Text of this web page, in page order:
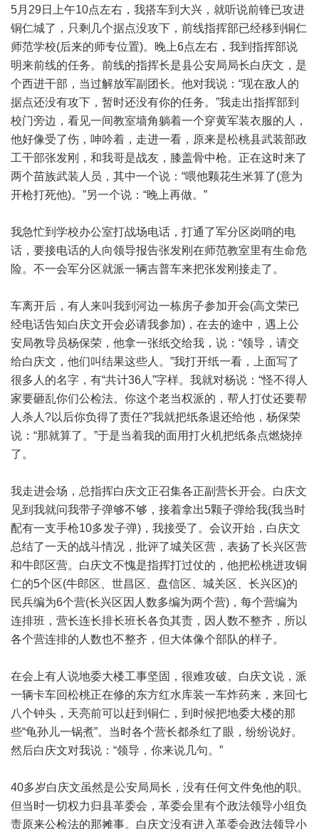
5月29日上午10点左右，我搭车到大兴，就听说前锋已攻进
铜仁城了，只剩几个据点没攻下，前线指挥部已经移到铜仁
师范学校(后来的师专位置)。晚上6点左右，我到指挥部说
明来前线的任务。前线的指挥长是县公安局局长白庆文，是
个西进干部，当过解放军副团长。他对我说：“现在敌人的
据点还没有攻下，暂时还没有你的任务。”我走出指挥部到
校门旁边，看见一间教室墙角躺着一个穿黄军装衣服的人，
他好像受了伤，呻吟着，走进一看，原来是松桃县武装部政
工干部张发刚，和我哥是战友，膝盖骨中枪。正在这时来了
两个苗族武装人员，其中一个说：“喂他颗花生米算了(意为
开枪打死他)。”另一个说：“晚上再做。”
我急忙到学校办公室打战场电话，打通了军分区岗哨的电
话，要接电话的人向领导报告张发刚在师范教室里有生命危
险。不一会军分区就派一辆吉普车来把张发刚接走了。
车离开后，有人来叫我到河边一栋房子参加开会(高文荣已
经电话告知白庆文开会必请我参加)，在去的途中，遇上公
安局教导员杨保荣，他拿一张纸交给我，说：“领导，请交
给白庆文，他们叫结果这些人。”我打开纸一看，上面写了
很多人的名字，有“共计36人”字样。我就对杨说：“怪不得人
家要砸乱你们公检法。你这个老当权派的，帮人打仗还要帮
人杀人?以后你负得了责任?”我就把纸条退还给他，杨保荣
说：“那就算了。”于是当着我的面用打火机把纸条点燃烧掉
了。
我走进会场，总指挥白庆文正召集各正副营长开会。白庆文
见到我就问我带子弹够不够，接着拿出5颗子弹给我(我当时
配有一支手枪10多发子弹)，我接受了。会议开始，白庆文
总结了一天的战斗情况，批评了城关区营，表扬了长兴区营
和牛郎区营。白庆文不愧是指挥打过仗的，他把松桃进攻铜
仁的5个区(牛郎区、世昌区、盘信区、城关区、长兴区)的
民兵编为6个营(长兴区因人数多编为两个营)，每个营编为
连排班，营长连长排长班长各负其责，因人数不整齐，所以
各个营连排的人数也不整齐，但大体像个部队的样子。
在会上有人说地委大楼工事坚固，很难攻破。白庆文说，派
一辆卡车回松桃正在修的东方红水库装一车炸药来，来回七
八个钟头，天亮前可以赶到铜仁，到时候把地委大楼的那
些“龟孙儿一锅煮”。当时各个营长都杀红了眼，纷纷说好。
然后白庆文对我说：“领导，你来说几句。”
40多岁白庆文虽然是公安局局长，没有任何文件免他的职。
但当时一切权力归县革委会，革委会里有个政法领导小组负
责原来公检法的那摊事。白庆文没有进入革委会政法领导小